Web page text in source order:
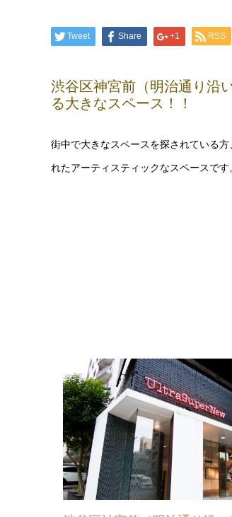
ス！！Uitra Super
Tweet Share +1 RSS
渋谷区神宮前（明治通り沿
る大きなスペース！！